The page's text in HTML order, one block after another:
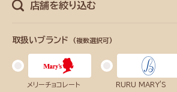
店舗を絞り込む
取扱いブランド (複数選択可)
メリーチョコレート RURU MARY'S